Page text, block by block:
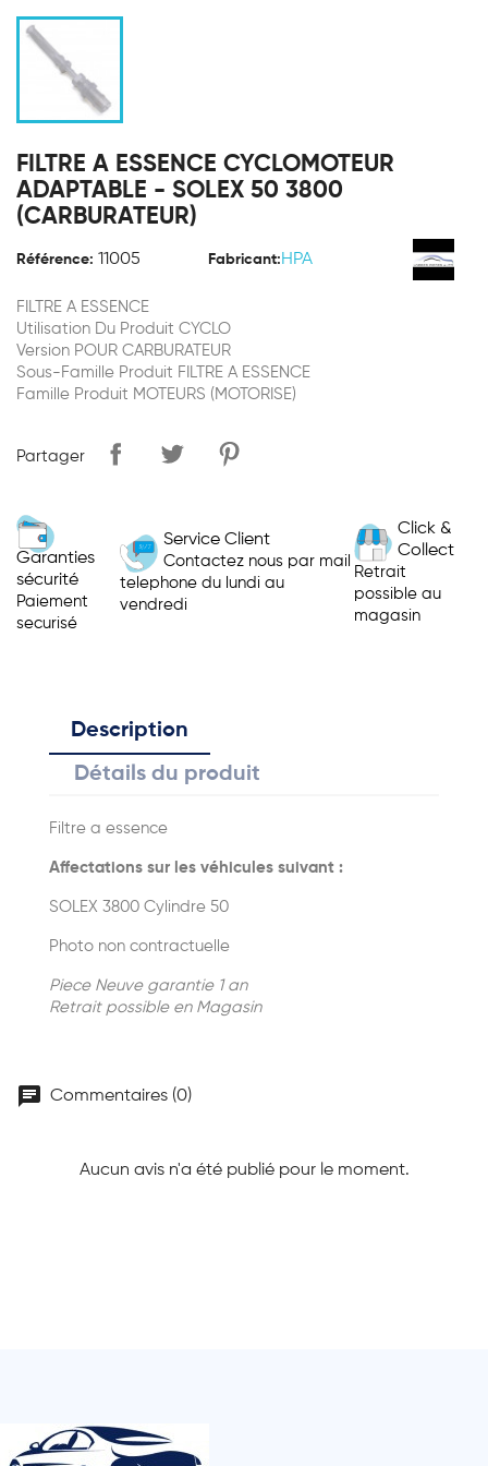
FILTRE A ESSENCE CYCLOMOTEUR
ADAPTABLE - SOLEX 50 3800
(CARBURATEUR)
Référence: 11005 Fabricant: HPA
FILTRE A ESSENCE
Utilisation Du Produit CYCLO
Version POUR CARBURATEUR
Sous-Famille Produit FILTRE A ESSENCE
Famille Produit MOTEURS (MOTORISE)
Partager
Garanties
sécurité
Paiement
securisé
Service Client
Contactez nous par mail
telephone du lundi au
vendredi
Click &
Collect
Retrait
possible au
magasin
Description
Détails du produit
Filtre a essence
Affectations sur les véhicules suivant :
SOLEX 3800 Cylindre 50
Photo non contractuelle
Piece Neuve garantie 1 an
Retrait possible en Magasin
chat Commentaires (0)
Aucun avis n'a été publié pour le moment.